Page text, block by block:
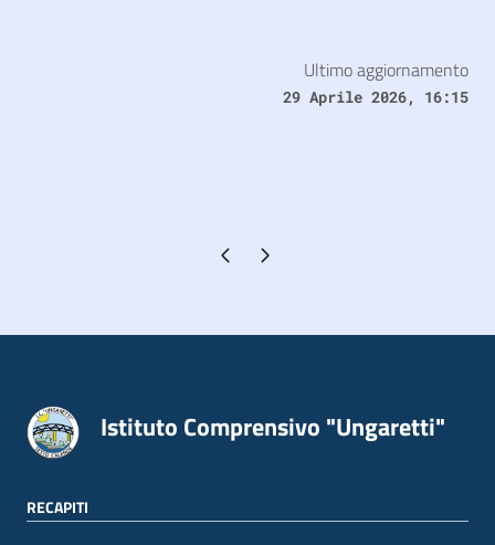
Ultimo aggiornamento
29 Aprile 2026, 16:15
Pagina precedente
Pagina successiva
Istituto Comprensivo "Ungaretti"
RECAPITI